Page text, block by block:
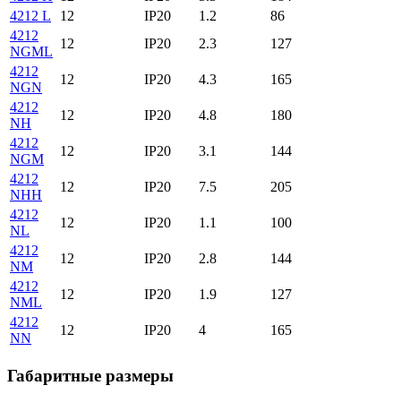
4212 L
12 IP20 1.2
86
4212
NGML
12 IP20 2.3
127
4212
NGN
12 IP20 4.3
165
4212
NH
12 IP20 4.8
180
4212
NGM
12 IP20 3.1
144
4212
NHH
12 IP20 7.5
205
4212
NL
12 IP20 1.1
100
4212
NM
12 IP20 2.8
144
4212
NML
12 IP20 1.9
127
4212
NN
12 IP20 4 165
Габаритные размеры